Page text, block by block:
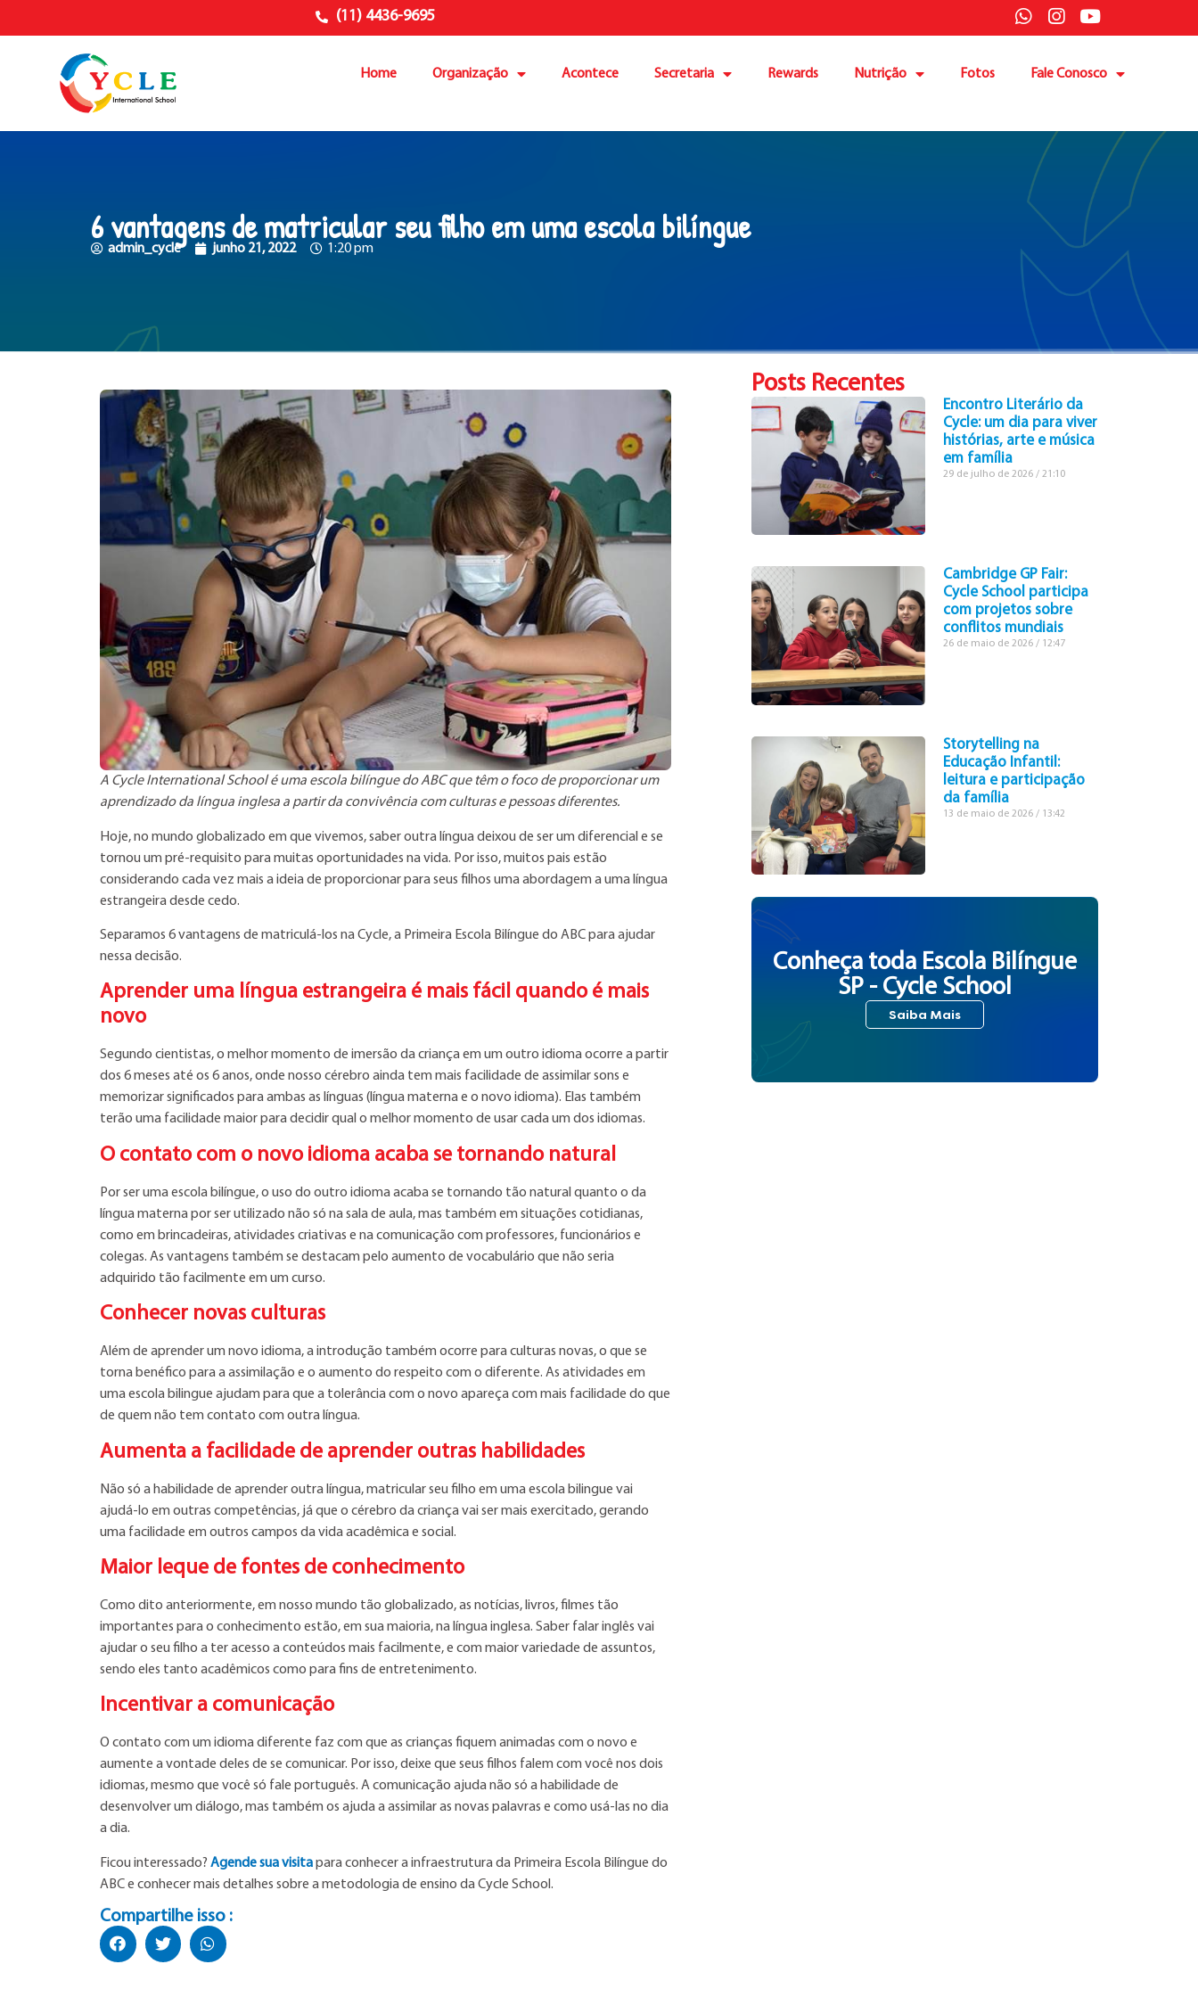
(11) 4436-9695
Home Organização Acontece Secretaria Rewards Nutrição Fotos Fale Conosco
6 vantagens de matricular seu filho em uma escola bilíngue
admin_cycle junho 21, 2022 1:20 pm
A Cycle International School é uma escola bilíngue do ABC que têm o foco de proporcionar um
aprendizado da língua inglesa a partir da convivência com culturas e pessoas diferentes.
Hoje, no mundo globalizado em que vivemos, saber outra língua deixou de ser um diferencial e se
tornou um pré-requisito para muitas oportunidades na vida. Por isso, muitos pais estão
considerando cada vez mais a ideia de proporcionar para seus filhos uma abordagem a uma língua
estrangeira desde cedo.
Separamos 6 vantagens de matriculá-los na Cycle, a Primeira Escola Bilíngue do ABC para ajudar
nessa decisão.
Aprender uma língua estrangeira é mais fácil quando é mais
novo
Segundo cientistas, o melhor momento de imersão da criança em um outro idioma ocorre a partir
dos 6 meses até os 6 anos, onde nosso cérebro ainda tem mais facilidade de assimilar sons e
memorizar significados para ambas as línguas (língua materna e o novo idioma). Elas também
terão uma facilidade maior para decidir qual o melhor momento de usar cada um dos idiomas.
O contato com o novo idioma acaba se tornando natural
Por ser uma escola bilíngue, o uso do outro idioma acaba se tornando tão natural quanto o da
língua materna por ser utilizado não só na sala de aula, mas também em situações cotidianas,
como em brincadeiras, atividades criativas e na comunicação com professores, funcionários e
colegas. As vantagens também se destacam pelo aumento de vocabulário que não seria
adquirido tão facilmente em um curso.
Conhecer novas culturas
Além de aprender um novo idioma, a introdução também ocorre para culturas novas, o que se
torna benéfico para a assimilação e o aumento do respeito com o diferente. As atividades em
uma escola bilingue ajudam para que a tolerância com o novo apareça com mais facilidade do que
de quem não tem contato com outra língua.
Aumenta a facilidade de aprender outras habilidades
Não só a habilidade de aprender outra língua, matricular seu filho em uma escola bilingue vai
ajudá-lo em outras competências, já que o cérebro da criança vai ser mais exercitado, gerando
uma facilidade em outros campos da vida acadêmica e social.
Maior leque de fontes de conhecimento
Como dito anteriormente, em nosso mundo tão globalizado, as notícias, livros, filmes tão
importantes para o conhecimento estão, em sua maioria, na língua inglesa. Saber falar inglês vai
ajudar o seu filho a ter acesso a conteúdos mais facilmente, e com maior variedade de assuntos,
sendo eles tanto acadêmicos como para fins de entretenimento.
Incentivar a comunicação
O contato com um idioma diferente faz com que as crianças fiquem animadas com o novo e
aumente a vontade deles de se comunicar. Por isso, deixe que seus filhos falem com você nos dois
idiomas, mesmo que você só fale português. A comunicação ajuda não só a habilidade de
desenvolver um diálogo, mas também os ajuda a assimilar as novas palavras e como usá-las no dia
a dia.
Ficou interessado? Agende sua visitapara conhecer a infraestrutura da Primeira Escola Bilíngue do
ABC e conhecer mais detalhes sobre a metodologia de ensino da Cycle School.
Compartilhe isso :
Posts Recentes
Encontro Literário da
Cycle: um dia para viver
histórias, arte e música
em família
29 de julho de 2026 21:10
Cambridge GP Fair:
Cycle School participa
com projetos sobre
conflitos mundiais
26 de maio de 2026 12:47
Storytelling na
Educação Infantil:
leitura e participação
da família
13 de maio de 2026 13:42
Conheça toda Escola Bilíngue
SP - Cycle School
Saiba Mais